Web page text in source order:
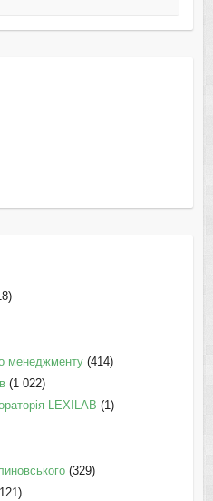
менеджменту(414)
(1 022)
LEXILAB (1)
(329)